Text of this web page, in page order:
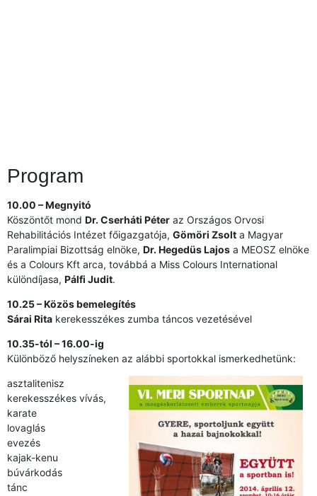
Program
10.00 – Megnyitó
Köszöntőt mond Dr. Cserháti Péter az Országos Orvosi
Rehabilitációs Intézet főigazgatója, Gömöri Zsolt a Magyar
Paralimpiai Bizottság elnöke, Dr. Hegedüs Lajos a MEOSZ elnöke
és a Colours Kft arca, továbbá a Miss Colours International
különdíjasa, Pálfi Judit.
10.25 – Közös bemelegítés
Sárai Rita kerekesszékes zumba táncos vezetésével
10.35-tól – 16.00-ig
Különböző helyszíneken az alábbi sportokkal ismerkedhetünk:
asztalitenisz
kerekesszékes vívás,
karate
lovaglás
evezés
kajak-kenu
búvárkodás
tánc